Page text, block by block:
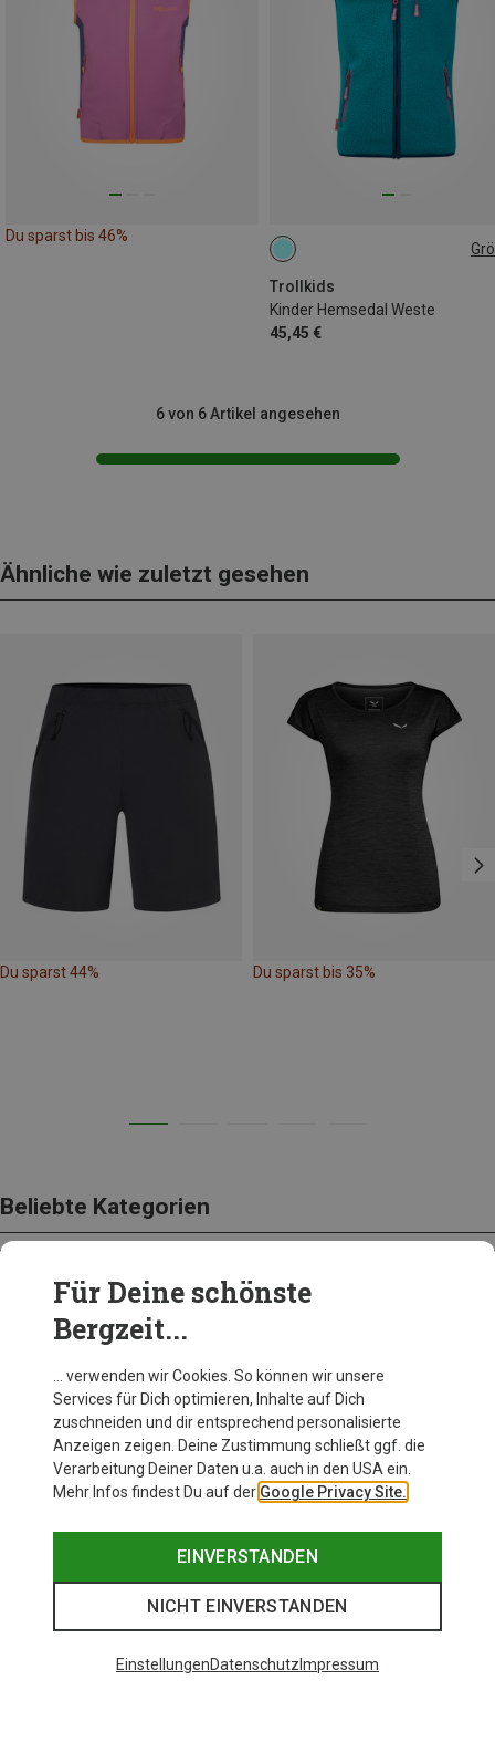
Du sparst bis 46%
Trollkids
Kinder Hemsedal Weste
45,45 €
176
6 von 6 Artikel angesehen
Ähnliche wie zuletzt gesehen
Du sparst 44% Du sparst bis 35%
Beliebte Kategorien
BEKLEIDUNG
Für Deine schönste
Bergzeit...
… verwenden wir Cookies. So können wir unsere
Services für Dich optimieren, Inhalte auf Dich
zuschneiden und dir entsprechend personalisierte
Anzeigen zeigen. Deine Zustimmung schließt ggf. die
Verarbeitung Deiner Daten u.a. auch in den USA ein.
Mehr Infos findest Du auf der Google Privacy Site.
EINVERSTANDEN
NICHT EINVERSTANDEN
EinstellungenDatenschutz Impressum